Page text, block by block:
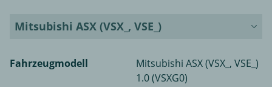
Mitsubishi ASX (VSX_, VSE_)
Fahrzeugmodell
Mitsubishi ASX (VSX_, VSE_)
1.0 (VSXG0)